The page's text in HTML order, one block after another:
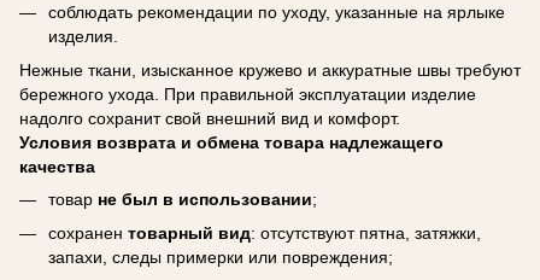
соблюдать рекомендации по уходу, указанные на ярлыке
изделия.
Нежные ткани, изысканное кружево и аккуратные швы требуют
бережного ухода. При правильной эксплуатации изделие
надолго сохранит свой внешний вид и комфорт.
Условия возврата и обмена товара надлежащего
качества
товар не был в использовании;
сохранен товарный вид: отсутствуют пятна, затяжки,
запахи, следы примерки или повреждения;